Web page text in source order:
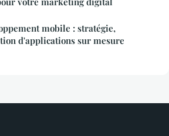
mobile : stratégie,
d'applications sur mesure